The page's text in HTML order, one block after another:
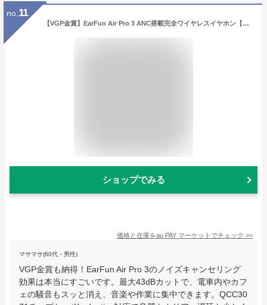
no. 11
【VGP金賞】EarFun Air Pro 3 ANC搭載完全ワイヤレスイヤホン【Bluetooth 5.3 + 43dBまでノイズキャンセリング】QCC3071チップ搭載/aptX
ショップでみる
価格と在庫をau PAY マーケット でチェック >>
マサマサ(60代・男性)
VGP金賞も納得！EarFun Air Pro 3のノイズキャンセリング
効果は本当にすごいです。最大43dBカットで、電車内やカフ
ェの騒音もスッと消え、音楽や作業に集中できます。QCC30